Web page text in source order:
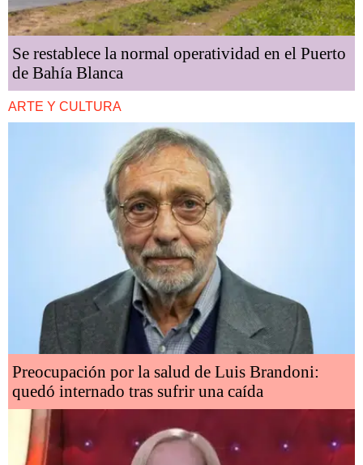
Se restablece la normal operatividad en el Puerto
de Bahía Blanca
ARTE Y CULTURA
Preocupación por la salud de Luis Brandoni:
quedó internado tras sufrir una caída